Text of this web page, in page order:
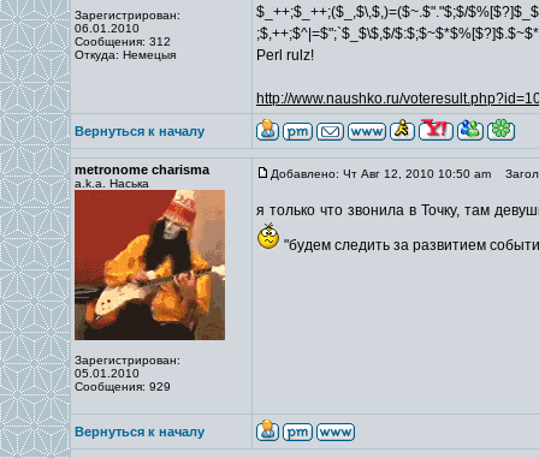
Зарегистрирован:
06.01.2010
Сообщения: 312
Откуда: Немецыя
$_++;$_++;($_,$\,$,)=($~.$"."$;$/
;$,++;$^|=$";`$_$\$,$/
Perl rulz!
http://www.naushko.ru/
Вернуться к началу
metronome charisma
a.k.a. Наська
Зарегистрирован:
05.01.2010
Сообщения: 929
Добавлено: Чт Авг 12, 2010 10:50 am
я только что звонила в Точку, там
"будем следить за развитием
Вернуться к началу